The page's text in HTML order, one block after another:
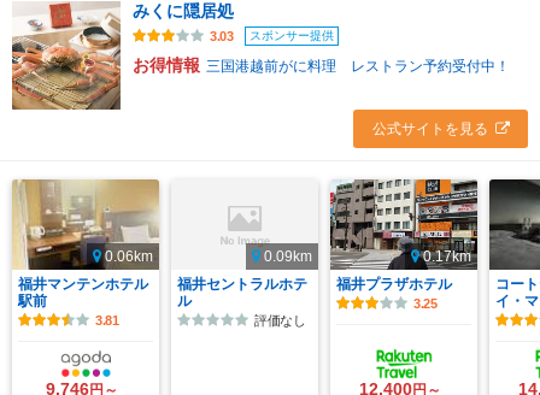
みくに隠居処
3.03 スポンサー提供
お得情報 三国港越前がに料理 レストラン予約受付中！
公式サイトを見る
0.06km
福井マンテンホテル
駅前
3.81
9,746円～
0.09km
福井セントラルホテ
ル
評価なし
0.17km
福井プラザホテル
3.25
12,400円～
コー
イ・